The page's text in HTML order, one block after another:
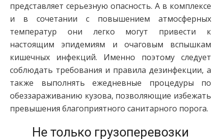
представляет серьезную опасность. А в комплексе
и в сочетании с повышением атмосферных
температур они легко могут привести к
настоящим эпидемиям и очаговым вспышкам
кишечных инфекций. Именно поэтому следует
соблюдать требования и правила дезинфекции, а
также выполнять ежедневные процедуры по
обеззараживанию кузова, позволяющие избежать
превышения благоприятного санитарного порога.
Не только грузоперевозки